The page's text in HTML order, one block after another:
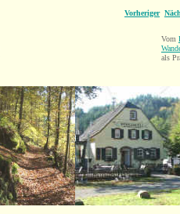
Vorheriger
Vom
als